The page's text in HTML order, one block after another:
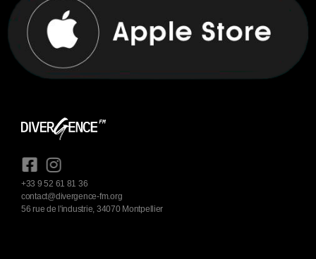
+33 9 52 61 81 36
contact@divergence-fm.org
56 rue de l'industrie, 34070 Montpellier